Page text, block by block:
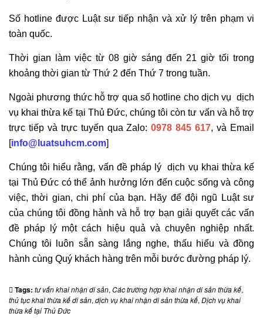
Số hotline được Luật sư tiếp nhận và xử lý trên phạm vi
toàn quốc.
Thời gian làm việc từ 08 giờ sáng đến 21 giờ tối trong
khoảng thời gian từ Thứ 2 đến Thứ 7 trong tuần.
Ngoài phương thức hỗ trợ qua số hotline cho dịch vụ dịch
vụ khai thừa kế tại Thủ Đức, chúng tôi còn tư vấn và hỗ trợ
trực tiếp và trực tuyến qua Zalo:0978 845 617, và Email
[info@luatsuhcm.com]
Chúng tôi hiểu rằng, vấn đề pháp lý dịch vụ khai thừa kế
tại Thủ Đức có thể ảnh hưởng lớn đến cuộc sống và công
việc, thời gian, chi phí của bạn. Hãy để đội ngũ Luật sư
của chúng tôi đồng hành và hỗ trợ bạn giải quyết các vấn
đề pháp lý một cách hiệu quả và chuyên nghiệp nhất.
Chúng tôi luôn sẵn sàng lắng nghe, thấu hiểu và đồng
hành cùng Quý khách hàng trên mỗi bước đường pháp lý.
Tags: tư vấn khai nhận di sản, Các trường hợp khai nhận di sản thừa kế,
thủ tục khai thừa kế di sản, dịch vụ khai nhận di sản thừa kế, Dịch vụ khai
thừa kế tại Thủ Đức